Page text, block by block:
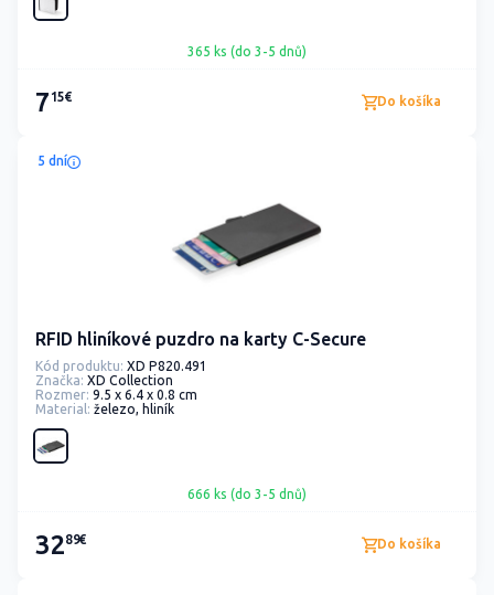
365 ks (do 3-5 dnů)
7 15€ Do košíka
5 dní
RFID hliníkové puzdro na karty C-Secure
Kód produktu: XD P820.491
Značka: XD Collection
Rozmer: 9.5 x 6.4 x 0.8 cm
Material: železo, hliník
666 ks (do 3-5 dnů)
3289€ Do košíka